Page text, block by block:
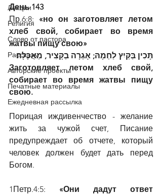
Лекции
Религия
Слово от пастора
Рассказы
Авторские проекты
Печатные материалы
Ежедневная рассылка
День 143
Пр.6:8: «но он заготовляет летом
хлеб свой, собирает во время
жатвы пищу свою»
תָּכִין בַּקַּיִץ לַחְמָהּ; אָגְרָה בַקָּצִיר, מַאֲכָלָהּ׃
Заготовляет летом хлеб свой,
собирает во время жатвы пищу
свою.
Порицая иждивенчество - желание
жить за чужой счет, Писание
предупреждает об отчете, который
человек должен будет дать перед
Богом.
1Петр.4:5: «Они дадут ответ